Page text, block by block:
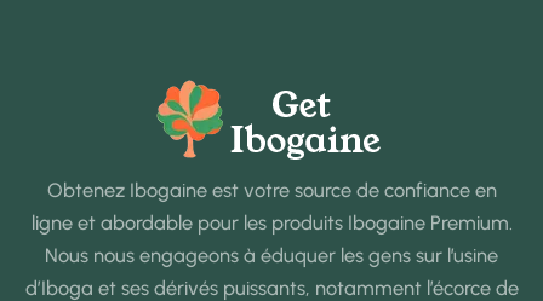
Obtenez Ibogaine est votre source de confiance en
ligne et abordable pour les produits Ibogaine Premium.
Nous nous engageons à éduquer les gens sur l’usine
d’Iboga et ses dérivés puissants, notamment l’écorce de